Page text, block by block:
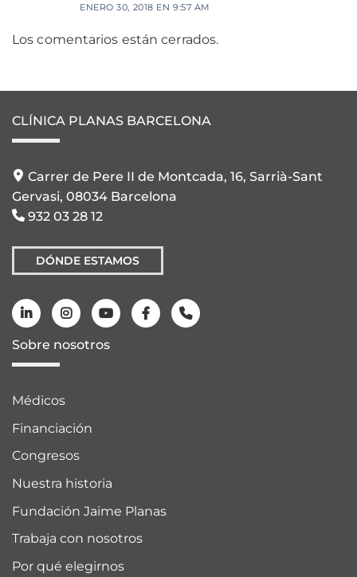
ENERO 30, 2018 EN 9:57 AM
Los comentarios están cerrados.
CLÍNICA PLANAS BARCELONA
Carrer de Pere II de Montcada, 16, Sarrià-Sant
Gervasi, 08034 Barcelona
932 03 28 12
DÓNDE ESTAMOS
Sobre nosotros
Médicos
Financiación
Congresos
Nuestra historia
Fundación Jaime Planas
Trabaja con nosotros
Por qué elegirnos